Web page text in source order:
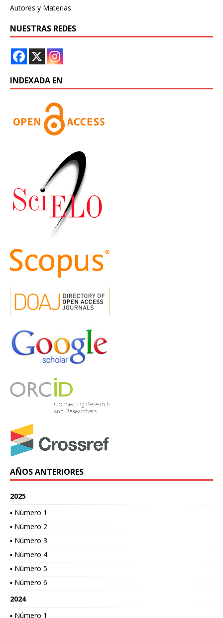
Autores y Materias
NUESTRAS REDES
INDEXADA EN
AÑOS ANTERIORES
2025
▪ Número 1
▪ Número 2
▪ Número 3
▪ Número 4
▪ Número 5
▪ Número 6
2024
▪ Número 1